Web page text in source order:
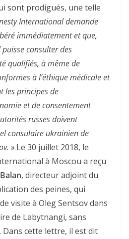
sont prodigués, une telle
International demande
immédiatement et que,
consulter des
qualifiés, à même de
à l’éthique médicale et
les principes de
et de consentement
russes doivent
consulaire ukrainien de
» Le 30 juillet 2018, le
à Moscou a reçu
, directeur adjoint du
des peines, qui
visite à Oleg Sentsov dans
de Labytnangi, sans
Dans cette lettre, il est dit